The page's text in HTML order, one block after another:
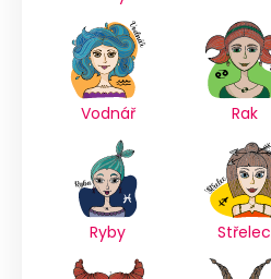
Vodnář Rak
Ryby Střelec